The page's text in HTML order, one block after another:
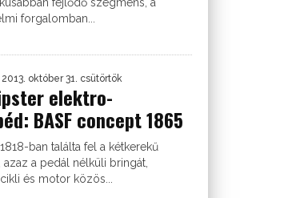
fejlődő szegmens, a
forgalomban...
| 2013. október 31. csütörtök
elektro-
BASF concept 1865
ban találta fel a kétkerekű
a pedál nélküli bringát,
és motor közös...